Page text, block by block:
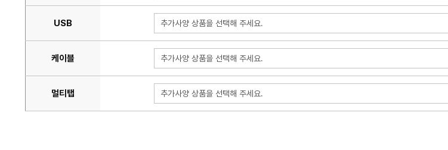
USB 추가사양 상품을 선택해 주세요.
케이블 추가사양 상품을 선택해 주세요.
멀티탭 추가사양 상품을 선택해 주세요.